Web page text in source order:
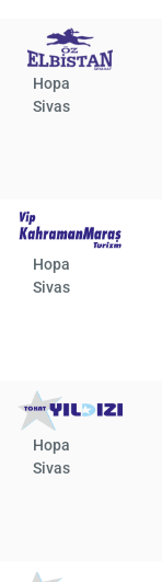
Hopa
Sivas
Hopa
Sivas
Hopa
Sivas